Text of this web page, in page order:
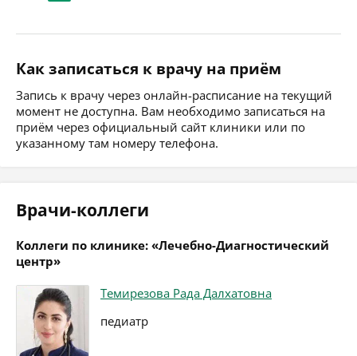
Как записаться к врачу на приём
Запись к врачу через онлайн-расписание на текущий
момент не доступна. Вам необходимо записаться на
приём через официальный сайт клиники или по
указанному там номеру телефона.
Врачи-коллеги
Коллеги по клинике: «Лечебно-Диагностический
центр»
Темирезова Рада Далхатовна
педиатр